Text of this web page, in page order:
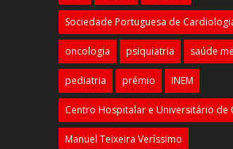
Sociedade Portuguesa de
oncologia psiquiatria saúde
pediatria prémio INEM
Centro Hospitalar e Universitário de
Manuel Teixeira Veríssimo